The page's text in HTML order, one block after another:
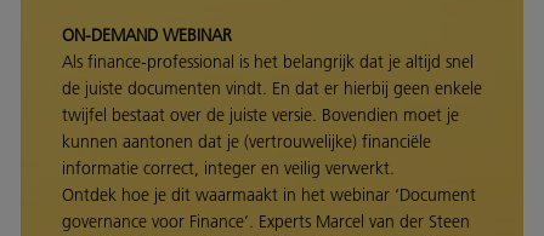
ON-DEMAND WEBINAR
Als finance-professional is het belangrijk dat je altijd snel
de juiste documenten vindt. En dat er hierbij geen enkele
twijfel bestaat over de juiste versie. Bovendien moet je
kunnen aantonen dat je (vertrouwelijke) financiële
informatie correct, integer en veilig verwerkt.
Ontdek hoe je dit waarmaakt in het webinar ‘Document
governance voor Finance’. Experts Marcel van der Steen